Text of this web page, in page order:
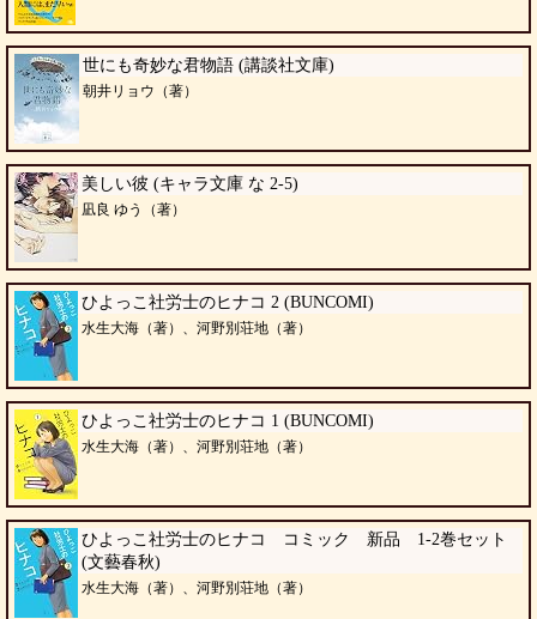
世にも奇妙な君物語 (講談社文庫)
朝井リョウ（著）
美しい彼 (キャラ文庫 な 2-5)
凪良 ゆう（著）
ひよっこ社労士のヒナコ 2 (BUNCOMI)
水生大海（著）、河野別荘地（著）
ひよっこ社労士のヒナコ 1 (BUNCOMI)
水生大海（著）、河野別荘地（著）
ひよっこ社労士のヒナコ コミック 新品 1-2巻セット
(文藝春秋)
水生大海（著）、河野別荘地（著）